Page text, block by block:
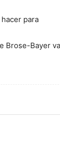
para
Brose-Bayer